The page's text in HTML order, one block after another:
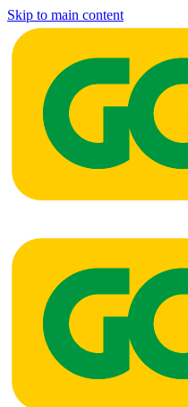
Skip to main content